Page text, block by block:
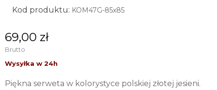
Kod produktu: KOM47G-85x85
69,00 zł
Brutto
Piękna serweta w kolorystyce polskiej złotej jesieni.